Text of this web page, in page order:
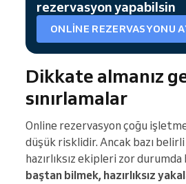
rezervasyon yapabilsin
ONLINE REZERVASYONU
Dikkate almanız
sınırlamalar
Online rezervasyon çoğu
düşük risklidir. Ancak bazı
hazırlıksız ekipleri zor durumda
baştan bilmek, hazırlıksız